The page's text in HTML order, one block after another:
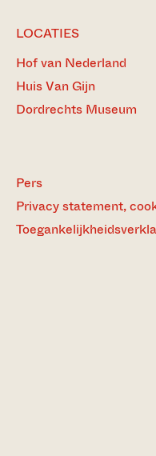
LOCATIES
Hof van Nederland
Huis Van Gijn
Dordrechts Museum
Pers
Privacy statement,